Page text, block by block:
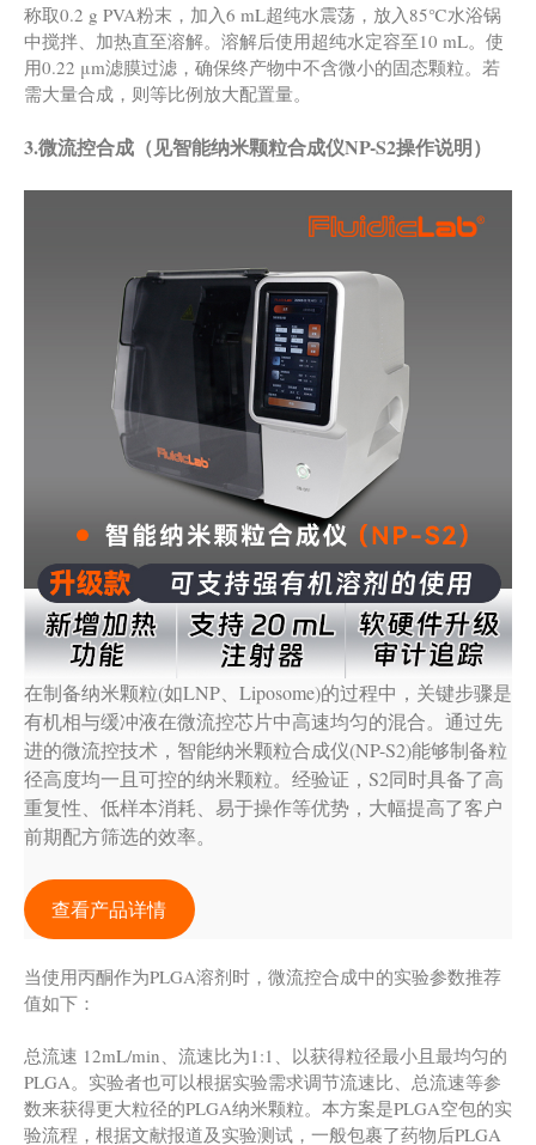
称取0.2 g PVA粉末，加入6 mL超纯水震荡，放入85℃水浴锅
中搅拌、加热直至溶解。溶解后使用超纯水定容至10 mL。使
用0.22 μm滤膜过滤，确保终产物中不含微小的固态颗粒。若
需大量合成，则等比例放大配置量。
3.微流控合成（见智能纳米颗粒合成仪NP-S2操作说明）
在制备纳米颗粒(如LNP、Liposome)的过程中，关键步骤是
有机相与缓冲液在微流控芯片中高速均匀的混合。通过先
进的微流控技术，智能纳米颗粒合成仪(NP-S2)能够制备粒
径高度均一且可控的纳米颗粒。经验证，S2同时具备了高
重复性、低样本消耗、易于操作等优势，大幅提高了客户
前期配方筛选的效率。
查看产品详情
当使用丙酮作为PLGA溶剂时，微流控合成中的实验参数推荐
值如下：
总流速 12mL/min、流速比为1:1、以获得粒径最小且最均匀的
PLGA。实验者也可以根据实验需求调节流速比、总流速等参
数来获得更大粒径的PLGA纳米颗粒。本方案是PLGA空包的实
验流程，根据文献报道及实验测试，一般包裹了药物后PLGA